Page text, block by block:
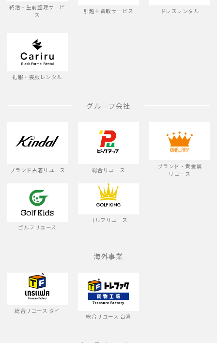
終活・生前整理サービ
ス
引越＋買取サービス ドレスレンタル
礼服・喪服レンタル
グループ会社
ブランド古着リユース 総合リユース
ブランド・貴金属
リユース
ゴルフリユース
ゴルフリユース
海外事業
総合リユース タイ
総合リユース 台湾